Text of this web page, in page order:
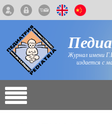
Журнал имени
издается с